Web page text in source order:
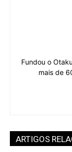
Fundou o
mais de
ARTIGOS